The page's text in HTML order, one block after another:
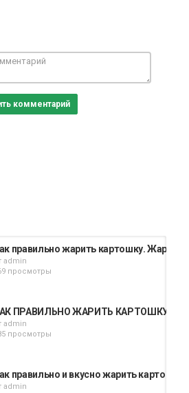
комментарий
правильно жарить картошку.
admin
просмотры
ПРАВИЛЬНО ЖАРИТЬ КАРТОШКУ
admin
просмотры
правильно и вкусно жарить
admin